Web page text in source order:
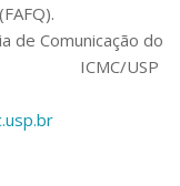
de Comunicação do
ICMC/USP